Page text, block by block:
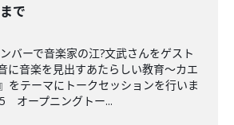
まで
バーで音楽家の江?文武さんをゲスト
に音楽を見出すあたらしい教育～カエ
をテーマにトークセッションを行いま
オープニングトー...